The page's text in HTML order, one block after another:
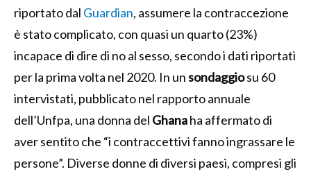
riportato dal Guardian, assumere la contraccezione
è stato complicato, con quasi un quarto (23%)
incapace di dire di no al sesso, secondo i dati riportati
per la prima volta nel 2020. In unsondaggiosu 60
intervistati, pubblicato nel rapporto annuale
dell’Unfpa, una donna del Ghanaha affermato di
aver sentito che “i contraccettivi fanno ingrassare le
persone”. Diverse donne di diversi paesi, compresi gli